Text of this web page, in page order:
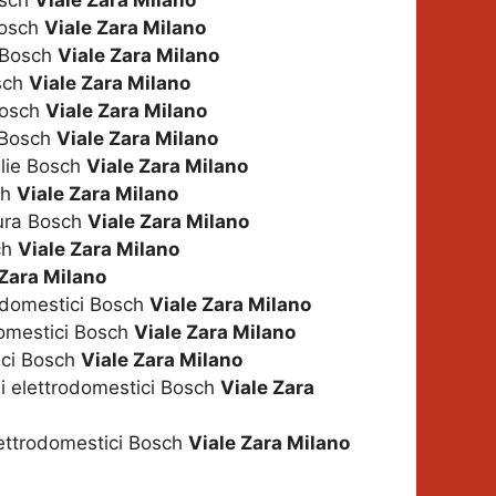
Viale Zara Milano
Viale Zara Milano
Viale Zara Milano
Viale Zara Milano
Viale Zara Milano
Bosch Viale Zara Milano
Viale Zara Milano
Bosch Viale Zara Milano
Viale Zara Milano
Milano
Bosch Viale Zara Milano
Bosch Viale Zara Milano
Bosch Viale Zara Milano
elettrodomestici Bosch Viale Zara
Bosch Viale Zara Milano